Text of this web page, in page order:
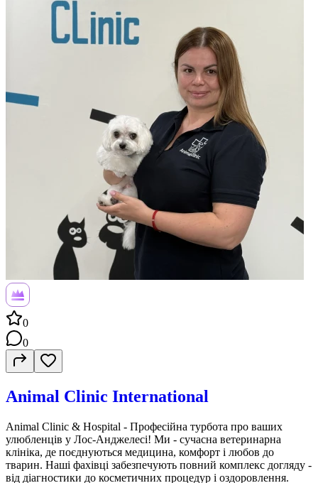
0
0
Animal Clinic International
Animal Clinic & Hospital - Професійна турбота про ваших
улюбленців у Лос-Анджелесі! Ми - сучасна ветеринарна
клініка, де поєднуються медицина, комфорт і любов до
тварин. Наші фахівці забезпечують повний комплекс догляду -
від діагностики до косметичних процедур і оздоровлення.